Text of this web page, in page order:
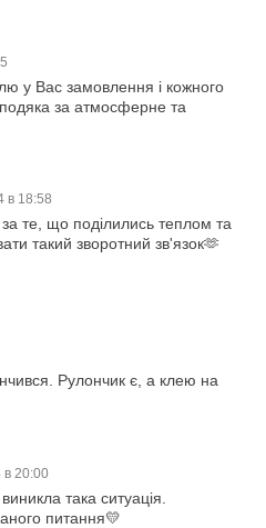
у Вас замовлення і кожного
подяка за атмосферне та
в 18:58
те, що поділились теплом та
такий зворотний зв'язок🫶
Рулончик є, а клею на
в 20:00
така ситуація.
питання💛